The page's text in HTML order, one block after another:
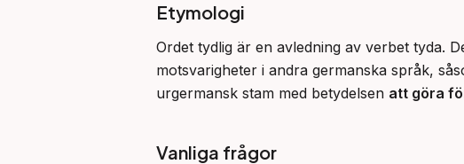
Etymologi
Ordet tydlig är en avledning av verbet tyda.
motsvarigheter i andra germanska språk,
urgermansk stam med betydelsen att göra
Vanliga frågor